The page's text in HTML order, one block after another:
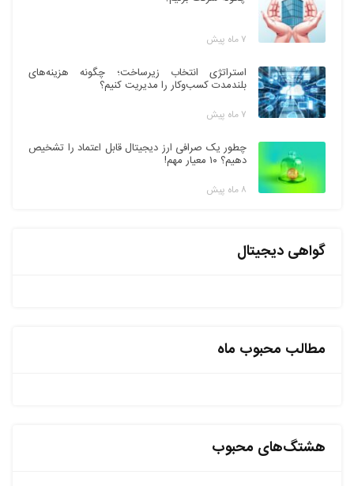
۷ ماه پیش
استراتژی انتخاب زیرساخت؛ چگونه هزینه‌های
بلندمدت کسب‌وکار را مدیریت کنیم؟
۷ ماه پیش
چطور یک صرافی ارز دیجیتال قابل اعتماد را تشخیص
دهیم؟ ۱۰ معیار مهم!
۸ ماه پیش
گواهی دیجیتال
مطالب محبوب ماه
هشتگ‌های محبوب